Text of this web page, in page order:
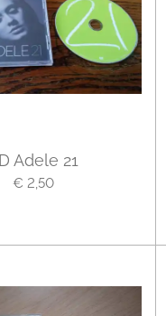
Adele 21
€ 2,50